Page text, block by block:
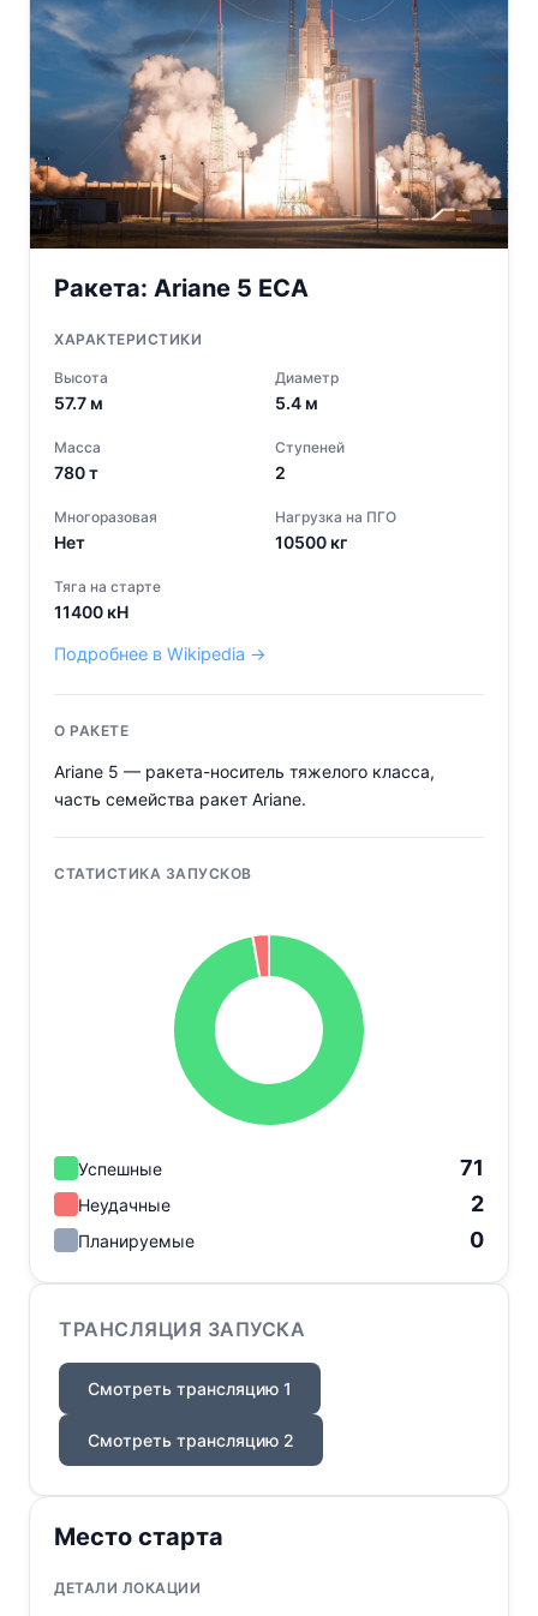
Ракета: Ariane 5 ECA
ХАРАКТЕРИСТИКИ
Высота
57.7 м
Диаметр
5.4 м
Масса
780т
Ступеней
2
Многоразовая
Нет
Нагрузка на ПГО
10500 кг
Тяга на старте
11400 кН
Подробнее в Wikipedia →
О РАКЕТЕ
Ariane 5 — ракета-носитель тяжелого класса,
часть семейства ракет Ariane.
СТАТИСТИКА ЗАПУСКОВ
Успешные 71
Неудачные 2
Планируемые 0
ТРАНСЛЯЦИЯ ЗАПУСКА
Смотреть трансляцию 1
Смотреть трансляцию 2
Место старта
ДЕТАЛИ ЛОКАЦИИ